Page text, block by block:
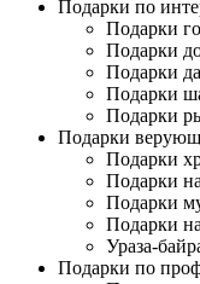
Подарки по
Подарки
Подарки
Подарки
Подарки
Подарки
Подарки
Подарки
Подарки
Подарки
Подарки
Ураза-
Подарки по